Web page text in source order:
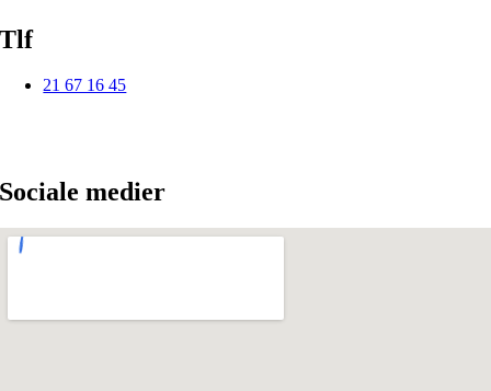
Tlf
21 67 16 45
Sociale medier